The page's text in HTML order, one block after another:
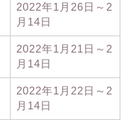
2022年1月26日～2
月14日
2022年1月21日～2
月14日
2022年1月22日～2
月14日